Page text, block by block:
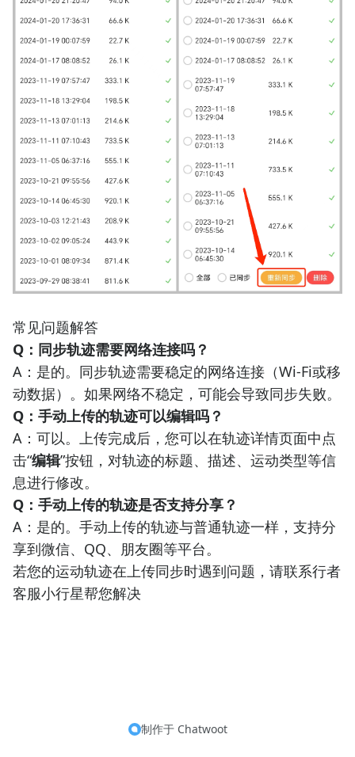
常见问题解答
Q：同步轨迹需要网络连接吗？
A：是的。同步轨迹需要稳定的网络连接（Wi-Fi或移
动数据）。如果网络不稳定，可能会导致同步失败。
Q：手动上传的轨迹可以编辑吗？
A：可以。上传完成后，您可以在轨迹详情页面中点
击“编辑”按钮，对轨迹的标题、描述、运动类型等信
息进行修改。
Q：手动上传的轨迹是否支持分享？
A：是的。手动上传的轨迹与普通轨迹一样，支持分
享到微信、QQ、朋友圈等平台。
若您的运动轨迹在上传同步时遇到问题，请联系行者
客服小行星帮您解决
制作于 Chatwoot